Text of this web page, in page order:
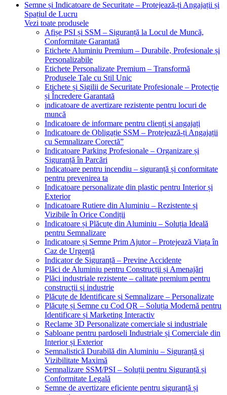
Semne și Indicatoare de Securitate – Protejează-ți Angajații și
Spațiul de Lucru
Vezi toate produsele
Afișe PSI și SSM – Siguranță la Locul de Muncă,
Conformitate Garantată
Etichete Aluminiu Premium – Durabile, Profesionale și
Personalizabile
Etichete Personalizate Premium – Transformă
Produsele Tale cu Stil Unic
Etichete și Sigilii de Securitate Profesionale – Protecție
și Încredere Garantată
indicatoare de avertizare rezistente pentru locuri de
muncă
Indicatoare de informare pentru clienți și angajați
Indicatoare de Obligație SSM – Protejează-ți Angajații
cu Semnalizare Corectă”
Indicatoare Parking Profesionale – Organizare și
Siguranță în Parcări
Indicatoare pentru incendiu – siguranță și conformitate
pentru prevenirea ta
Indicatoare personalizate din plastic pentru Interior și
Exterior
Indicatoare Rutiere din Aluminiu – Rezistente și
Vizibile în Orice Condiții
Indicatoare și Plăcuțe din Aluminiu – Soluția Ideală
pentru Semnalizare
Indicatoare și Semne Prim Ajutor – Protejează Viața în
Caz de Urgență
Indicator de Siguranță – Previne Accidente
Plăci de Aluminiu pentru Construcții și Amenajări
Plăci industriale rezistente – calitate premium pentru
construcții și industrie
Plăcuțe de Identificare și Semnalizare – Personalizate
Plăcuțe și Semne cu Cod QR – Soluția Modernă pentru
Identificare și Marketing Interactiv
Reclame 3D Personalizate comerciale si industriale
Sabloane pentru pardoseli Industriale și Comerciale din
Interior și Exterior
Semnalistică Durabilă din Aluminiu – Siguranță și
Vizibilitate Maximă
Semnalizare SSM/PSI – Soluții pentru Siguranță și
Conformitate Legală
Semne de avertizare eficiente pentru siguranță și